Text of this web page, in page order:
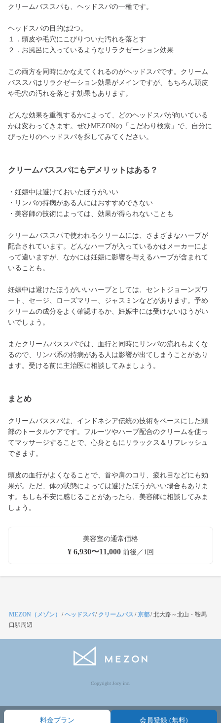
クリームバススパも、ヘッドスパの一種です。
ヘッドスパの目的は2つ。
１．頭皮や毛穴にこびりついた汚れを落とす
２．お風呂に入っているようなリラクゼーション効果
この両方を同時にかなえてくれるのがヘッドスパです。クリーム
バススパはリラクゼーション効果がメインですが、もちろん頭皮
や毛穴の汚れを落とす効果もあります。
どんな効果を重視するかによって、どのヘッドスパが向いている
かは変わってきます。ぜひMEZONの「こだわり検索」で、自分に
ぴったりのヘッドスパを探してみてください。
クリームバススパにもデメリットはある？
・妊娠中は避けておいたほうがいい
・リンパの持病がある人にはおすすめできない
・美容師の技術によっては、効果が得られないことも
クリームバススパで使われるクリームには、さまざまなハーブが
配合されています。どんなハーブが入っているかはメーカーによ
って違いますが、なかには妊娠に影響を与えるハーブが含まれて
いることも。
妊娠中は避けたほうがいいハーブとしては、セントジョーンズワ
ート、セージ、ローズマリー、ジャスミンなどがあります。予め
クリームの成分をよく確認するか、妊娠中には受けないほうがい
いでしょう。
またクリームバススパでは、血行と同時にリンパの流れもよくな
るので、リンパ系の持病がある人は影響が出てしまうことがあり
ます。受ける前に主治医に相談してみましょう。
まとめ
クリームバススパは、インドネシア伝統の技術をベースにした頭
部のトータルケアです。フルーツやハーブ配合のクリームを使っ
てマッサージすることで、心身ともにリラックス＆リフレッシュ
できます。
頭皮の血行がよくなることで、首や肩のコリ、疲れ目などにも効
果が。ただ、体の状態によっては避けたほうがいい場合もありま
す。もしも不安に感じることがあったら、美容師に相談してみま
しょう。
美容室の通常価格
¥ 6,930〜11,000前後／1回
料金プラン 会員登録 (無料)
MEZON（メゾン） /ヘッドスパ/ クリームバス /京都/北大路～北山・鞍馬
口駅周辺
Copyright Jocy inc.